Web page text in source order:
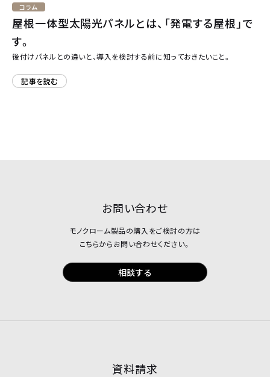
コラム
屋根一体型太陽光パネルとは、「発電する屋根」で
す。
後付けパネルとの違いと、導入を検討する前に知っておきたいこと。
記事を読む
お問い合わせ
モノクローム製品の購入をご検討の方は
こちらからお問い合わせください。
相談する
資料請求